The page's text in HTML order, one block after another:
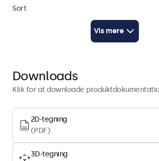
Sort
250 cm (AC: 100 cm / DC: 150 cm)
Download PDF
Teknisk tegning (3D)
Strøm
Indre diameter
Vis mere
Downloads
Klik for at downloade
2D-tegning
(PDF)
3D-tegning